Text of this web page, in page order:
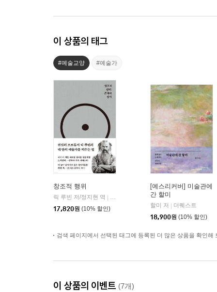
이 상품의 태그
#예술교양 #예술가
창조적 행위
릭 루빈 저/정지현 역
코쿤북스
17,820원 (10% 할인)
[예스리커버] 미술관에
간 할미
할미 저
더퀘스트
18,900원 (10% 할인)
검색 페이지에서 선택된 태그에 등록된 더 많은 상품을 확인해
이 상품의 이벤트 (7개)